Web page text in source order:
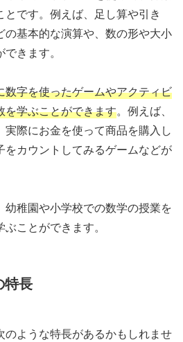
です。例えば、足し算や引き
の基本的な演算や、数の形や大小
きます。
数字を使ったゲームやアクティビ
を学ぶことができます。例えば、
際にお金を使って商品を購入し
をカウントしてみるゲームなどが
稚園や小学校での数学の授業を
ことができます。
特長
のような特長があるかもしれませ